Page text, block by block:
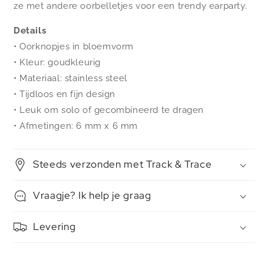
ze met andere oorbelletjes voor een trendy earparty.
Details
• Oorknopjes in bloemvorm
• Kleur: goudkleurig
• Materiaal: stainless steel
• Tijdloos en fijn design
• Leuk om solo of gecombineerd te dragen
• Afmetingen: 6 mm x 6 mm
Steeds verzonden met Track & Trace
Vraagje? Ik help je graag
Levering